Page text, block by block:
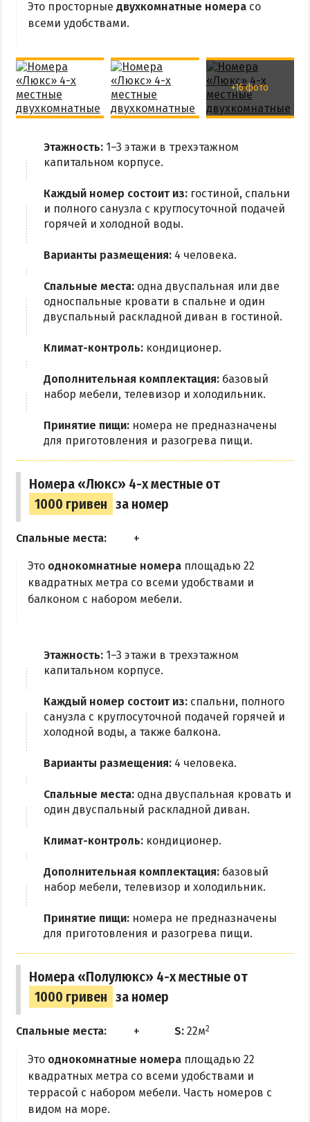
Это просторные двухкомнатные номера со
всеми удобствами.
+16 фото
Этажность: 1–3 этажи в трехэтажном
капитальном корпусе.
Каждый номер состоит из: гостиной, спальни
и полного санузла с круглосуточной подачей
горячей и холодной воды.
Варианты размещения: 4 человека.
Спальные места: одна двуспальная или две
односпальные кровати в спальне и один
двуспальный раскладной диван в гостиной.
Климат-контроль: кондиционер.
Дополнительная комплектация: базовый
набор мебели, телевизор и холодильник.
Принятие пищи: номера не предназначены
для приготовления и разогрева пищи.
Номера «Люкс» 4-х местные от
1000 гривен за номер
Спальные места:
Это однокомнатные номера площадью 22
квадратных метра со всеми удобствами и
балконом с набором мебели.
Этажность: 1–3 этажи в трехэтажном
капитальном корпусе.
Каждый номер состоит из: спальни, полного
санузла с круглосуточной подачей горячей и
холодной воды, а также балкона.
Варианты размещения: 4 человека.
Спальные места: одна двуспальная кровать и
один двуспальный раскладной диван.
Климат-контроль: кондиционер.
Дополнительная комплектация: базовый
набор мебели, телевизор и холодильник.
Принятие пищи: номера не предназначены
для приготовления и разогрева пищи.
Номера «Полулюкс» 4-х местные от
1000 гривен за номер
Спальные места: S: 22м2
Это однокомнатные номера площадью 22
квадратных метра со всеми удобствами и
террасой с набором мебели. Часть номеров с
видом на море.